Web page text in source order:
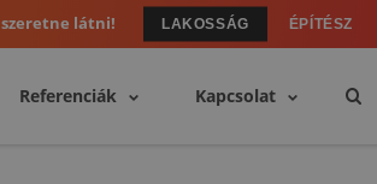
látni! LAKOSSÁG ÉPÍTÉSZ
Referenciák Kapcsolat